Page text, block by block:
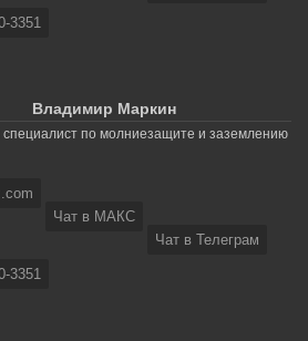
3351
Владимир Маркин
специалист по молниезащите и заземлению
Чат в МАКС
Чат в Телеграм
3351